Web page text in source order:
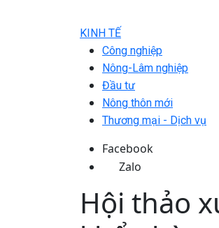
KINH TẾ
Công nghiệp
Nông-Lâm nghiệp
Đầu tư
Nông thôn mới
Thương mại - Dịch vụ
Facebook
Zalo
Hội thảo